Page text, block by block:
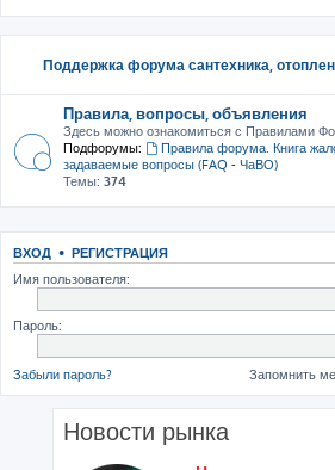
Поддержка форума сантехника,
Правила, вопросы, объявления
Здесь можно ознакомиться с Правилами
Подфорумы:
Правила форума. Книга
задаваемые вопросы (FAQ - ЧаВО)
Темы: 374
ВХОД • РЕГИСТРАЦИЯ
Имя пользователя:
Пароль:
Забыли пароль? Запомнить
Новости рынка